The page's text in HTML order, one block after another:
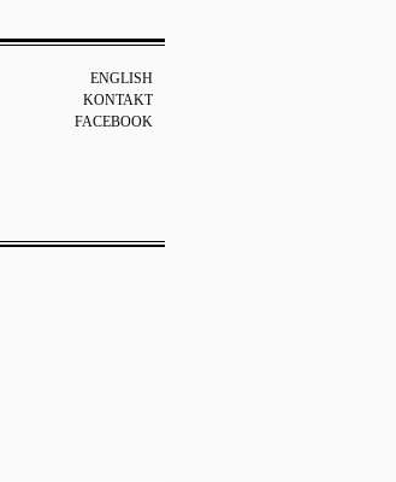
ENGLISH
KONTAKT
FACEBOOK